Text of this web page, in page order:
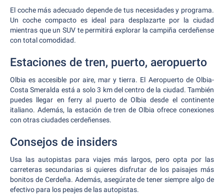
El coche más adecuado depende de tus necesidades y programa.
Un coche compacto es ideal para desplazarte por la ciudad
mientras que un SUV te permitirá explorar la campiña cerdeñense
con total comodidad.
Estaciones de tren, puerto, aeropuerto
Olbia es accesible por aire, mar y tierra. El Aeropuerto de Olbia-
Costa Smeralda está a solo 3 km del centro de la ciudad. También
puedes llegar en ferry al puerto de Olbia desde el continente
italiano. Además, la estación de tren de Olbia ofrece conexiones
con otras ciudades cerdeñenses.
Consejos de insiders
Usa las autopistas para viajes más largos, pero opta por las
carreteras secundarias si quieres disfrutar de los paisajes más
bonitos de Cerdeña. Además, asegúrate de tener siempre algo de
efectivo para los peajes de las autopistas.